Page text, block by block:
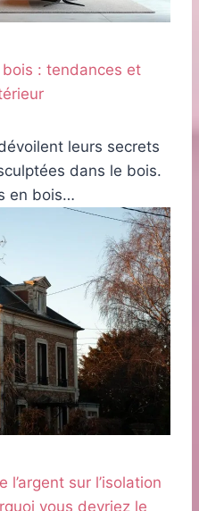
: tendances et
leurs secrets
dans le bois.
en bois…
sur l’isolation
vous devriez le